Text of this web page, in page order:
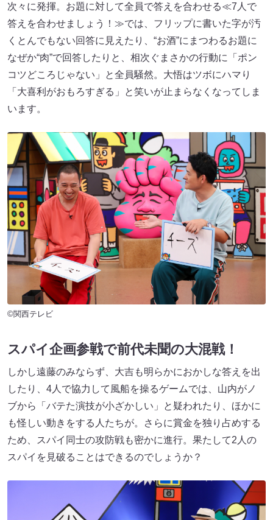
次々に発揮。お題に対して全員で答えを合わせる≪7人で
答えを合わせましょう！≫では、フリップに書いた字が汚
くとんでもない回答に見えたり、“お酒”にまつわるお題に
なぜか“肉”で回答したりと、相次ぐまさかの行動に「ポン
コツどころじゃない」と全員騒然。大悟はツボにハマり
「大喜利がおもろすぎる」と笑いが止まらなくなってしま
います。
©関西テレビ
スパイ企画参戦で前代未聞の大混戦！
しかし遠藤のみならず、大吉も明らかにおかしな答えを出
したり、4人で協力して風船を操るゲームでは、山内がノ
ブから「バテた演技が小ざかしい」と疑われたり、ほかに
も怪しい動きをする人たちが。さらに賞金を独り占めする
ため、スパイ同士の攻防戦も密かに進行。果たして2人の
スパイを見破ることはできるのでしょうか？